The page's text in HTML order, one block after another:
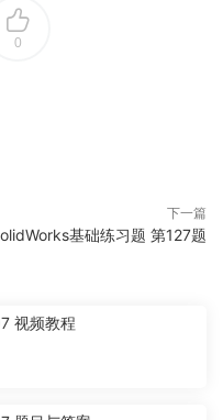
0
下一篇
基础练习题 第127题
视频教程